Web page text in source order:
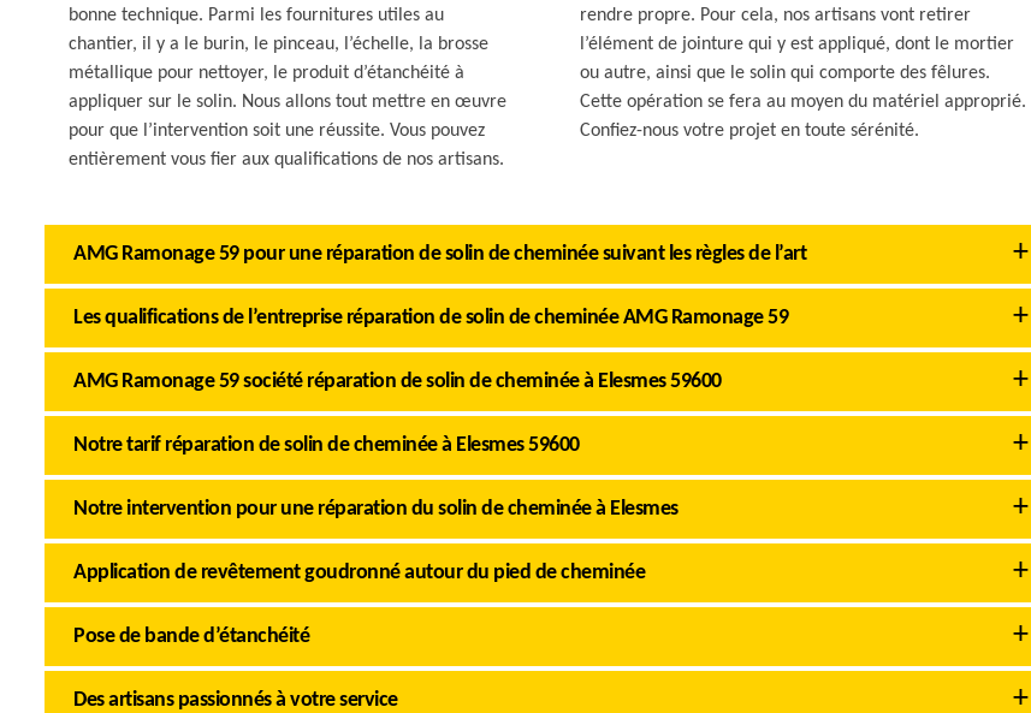
bonne technique. Parmi les fournitures utiles au
chantier, il y a le burin, le pinceau, l’échelle, la brosse
métallique pour nettoyer, le produit d’étanchéité à
appliquer sur le solin. Nous allons tout mettre en œuvre
pour que l’intervention soit une réussite. Vous pouvez
entièrement vous fier aux qualifications de nos artisans.
rendre propre. Pour cela, nos artisans vont retirer
l’élément de jointure qui y est appliqué, dont le mortier
ou autre, ainsi que le solin qui comporte des fêlures.
Cette opération se fera au moyen du matériel approprié.
Confiez-nous votre projet en toute sérénité.
AMG Ramonage 59 pour une réparation de solin de cheminée suivant les règles de l’art
Les qualifications de l’entreprise réparation de solin de cheminée AMG Ramonage 59
AMG Ramonage 59 société réparation de solin de cheminée à Elesmes 59600
Notre tarif réparation de solin de cheminée à Elesmes 59600
Notre intervention pour une réparation du solin de cheminée à Elesmes
Application de revêtement goudronné autour du pied de cheminée
Pose de bande d’étanchéité
Des artisans passionnés à votre service